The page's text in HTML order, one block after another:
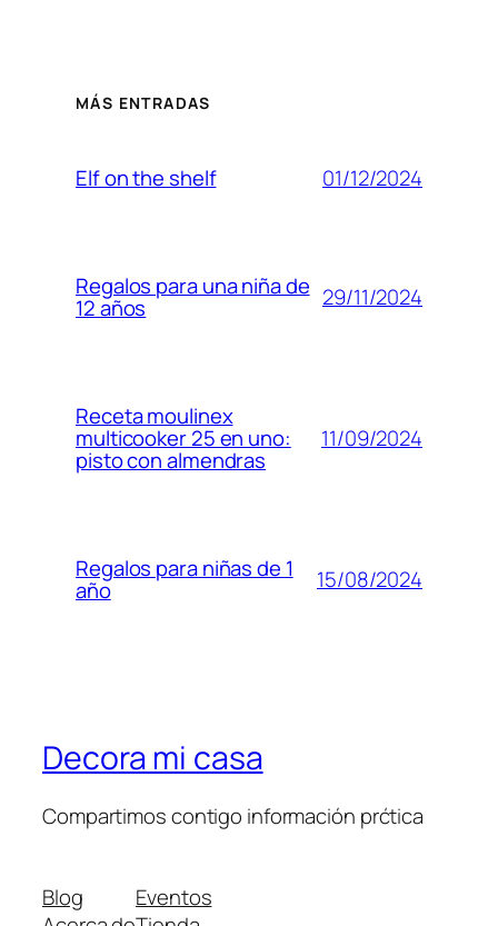
MÁS ENTRADAS
Elf on the shelf 01/12/2024
Regalos para una niña de
12 años 29/11/2024
Receta moulinex
multicooker 25 en uno:
pisto con almendras
11/09/2024
Regalos para niñas de 1
año 15/08/2024
Decora mi casa
Compartimos contigo información prćtica
Blog
Eventos